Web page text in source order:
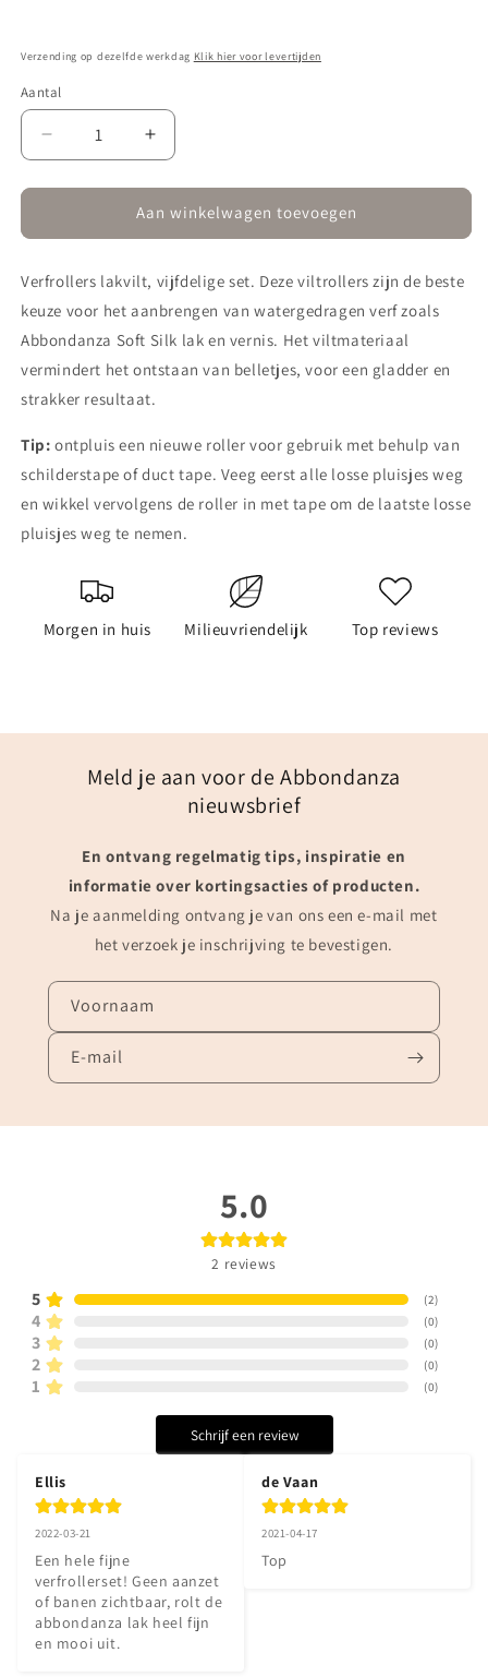
Verzending op dezelfde werkdag Klik hier voor levertijden
Aantal
Aantal
verlagen
voor
lakvilt
delig
Aantal
verhogen
voor
Verfrollers
lakvilt
delig
Aan winkelwagen toevoegen
Verfrollers lakvilt, vijfdelige set. Deze viltrollers zijn de beste
keuze voor het aanbrengen van watergedragen verf zoals
Abbondanza Soft Silk lak en vernis. Het viltmateriaal
vermindert het ontstaan van belletjes, voor een gladder en
strakker resultaat.
Tip: ontpluis een nieuwe roller voor gebruik met behulp van
schilderstape of duct tape. Veeg eerst alle losse pluisjes weg
en wikkel vervolgens de roller in met tape om de laatste losse
pluisjes weg te nemen.
Morgen in huis Milieuvriendelijk Top reviews
Meld je aan voor de Abbondanza
nieuwsbrief
En ontvang regelmatig tips, inspiratie en
informatie over kortingsacties of producten.
Na je aanmelding ontvang je van ons een e-mail met
het verzoek je inschrijving te bevestigen.
Voornaam
E‑mail
5.0
2 reviews
5 (2)
4 (0)
3 (0)
2 (0)
1 (0)
Schrijf een review
Ellis
2022-03-21
Een hele fijne
verfrollerset! Geen aanzet
of banen zichtbaar, rolt de
abbondanza lak heel fijn
en mooi uit.
de Vaan
2021-04-17
Top